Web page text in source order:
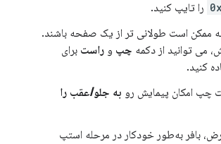
را تایپ کنید.
ممکن است طولانی تر از یک صفحه باشند.
می توانید از دکمه چپ و راست برای
کنید.
چپ امکان پیمایش رو به جلو/عقب را
بافر به‌طور خودکار در مرحله استپ